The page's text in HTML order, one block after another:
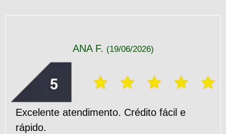
ANA F. (19/06/2026)
Excelente atendimento. Crédito fácil e
rápido.